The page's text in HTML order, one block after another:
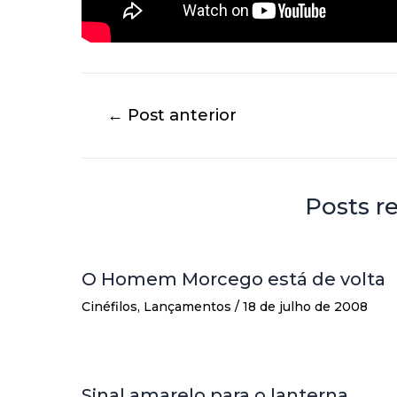
← Post anterior
Posts
O Homem Morcego está de volta
Cinéfilos, Lançamentos / 18 de julho de 2008